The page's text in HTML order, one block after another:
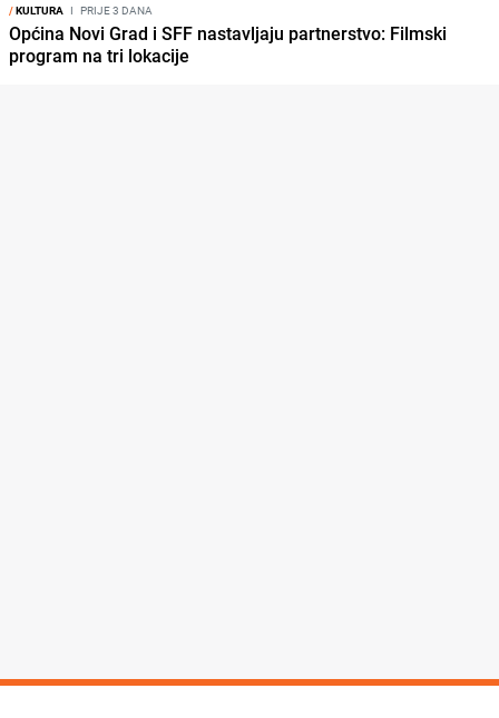
/KULTURA I PRIJE 3 DANA
Općina Novi Grad i SFF nastavljaju partnerstvo: Filmski
program na tri lokacije